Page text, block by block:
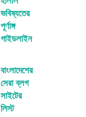
ভবিষ্যতের
পূর্ণাঙ্গ
গাইডলাইন
বাংলাদেশের
সেরা ব্লগ
সাইটের
লিস্ট